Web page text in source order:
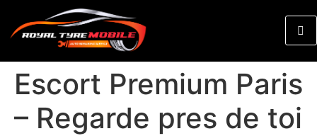
Escort Premium Paris
– Regarde pres de toi